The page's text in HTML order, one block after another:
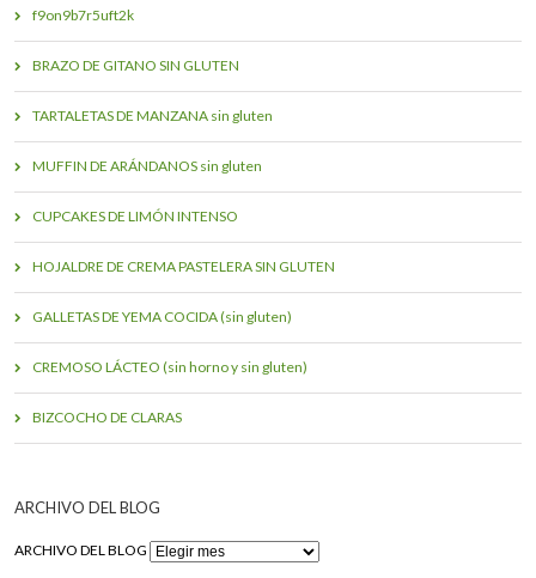
f9on9b7r5uft2k
BRAZO DE GITANO SIN GLUTEN
TARTALETAS DE MANZANA sin gluten
MUFFIN DE ARÁNDANOS sin gluten
CUPCAKES DE LIMÓN INTENSO
HOJALDRE DE CREMA PASTELERA SIN GLUTEN
GALLETAS DE YEMA COCIDA (sin gluten)
CREMOSO LÁCTEO (sin horno y sin gluten)
BIZCOCHO DE CLARAS
ARCHIVO DEL BLOG
ARCHIVO DEL BLOG